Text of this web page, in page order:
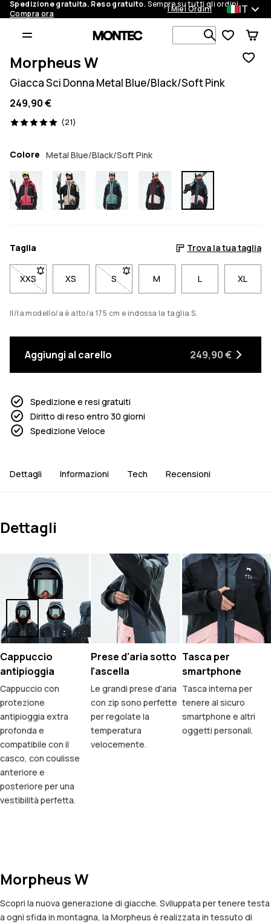
Spedizione gratuita. Reso gratuito.Sempre su tutti gli ordini.
Compra ora
I Miei Ordini IT
Cerca tra 1
Morpheus W
Giacca Sci Donna Metal Blue/Black/Soft Pink
249,90 €
(21)
21 recensioni, 5/5
Colore Metal Blue/Black/Soft Pink
Taglia Trova la tua taglia
XXS- Taglia XXS non disponibile. Clicca per essere avvisato
XS S- Taglia S non disponibile. Clicca per
M L XL
Il/la modello/a è alto/a 175 cm e indossa la taglia S.
Aggiungi al carello 249,90 €
Spedizione e resi gratuiti
Diritto di reso entro 30 giorni
Spedizione Veloce
Dettagli Informazioni Tech Recensioni
Dettagli
Cappuccio
antipioggia
Cappuccio con
protezione
antipioggia extra
profonda e
compatibile con il
casco, con coulisse
anteriore e
posteriore per una
vestibilità perfetta.
Prese d'aria sotto
l'ascella
Le grandi prese d'aria
con zip sono perfette
per regolate la
temperatura
velocemente.
Tasca per
smartphone
Tasca interna per
tenere al sicuro
smartphone e altri
oggetti personali.
Morpheus W
Scopri la nuova generazione di giacche. Sviluppata per tenere testa
a ogni sfida in montagna, la Morpheus è realizzata in tessuto di